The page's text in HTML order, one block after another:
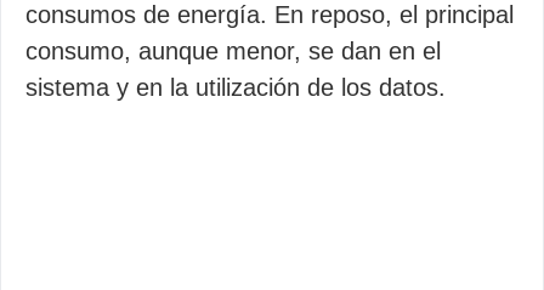
consumos de energía. En reposo, el principal
consumo, aunque menor, se dan en el
sistema y en la utilización de los datos.